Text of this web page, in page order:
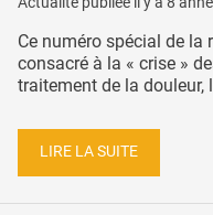
Ce numéro spécial de la
consacré à la « crise »
traitement de la douleur,
LIRE LA SUITE